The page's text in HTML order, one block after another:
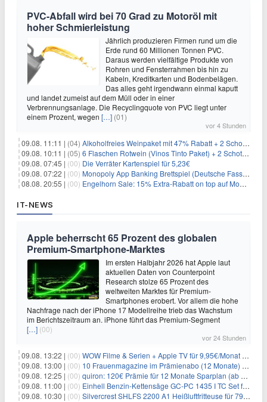
PVC-Abfall wird bei 70 Grad zu Motoröl mit
hoher Schmierleistung
Jährlich produzieren Firmen rund um die
Erde rund 60 Millionen Tonnen PVC.
Daraus werden vielfältige Produkte von
Rohren und Fensterrahmen bis hin zu
Kabeln, Kreditkarten und Bodenbelägen.
Das alles geht irgendwann einmal kaputt
und landet zumeist auf dem Müll oder in einer
Verbrennungsanlage. Die Recyclingquote von PVC liegt unter
einem Prozent, wegen […] (01)
vor 4 Stunden
09.08. 11:11 | (04) Alkoholfreies Weinpaket mit 47% Rabatt + 2 Schott Zwiesel Gläser GRATIS für 29,99€
09.08. 10:11 | (05) 6 Flaschen Rotwein (Vinos Tinto Paket) + 2 Schott Zwiesel Gläser für 25,99€ inkl. Versand
09.08. 07:45 | (00) Die Verräter Kartenspiel für 5,23€
09.08. 07:22 | (00) Monopoly App Banking Brettspiel (Deutsche Fassung) für 9,84€
08.08. 20:55 | (00) Engelhorn Sale: 15% Extra-Rabatt on top auf Mode- und Sport-Artikel
IT-NEWS
Apple beherrscht 65 Prozent des globalen
Premium-Smartphone-Marktes
Im ersten Halbjahr 2026 hat Apple laut
aktuellen Daten von Counterpoint
Research stolze 65 Prozent des
weltweiten Marktes für Premium-
Smartphones erobert. Vor allem die hohe
Nachfrage nach der iPhone 17 Modellreihe trieb das Wachstum
im Berichtszeitraum an. iPhone führt das Premium-Segment
[…] (00)
vor 24 Stunden
09.08. 13:22 | (00) WOW Filme & Serien + Apple TV für 9,95€/Monat // Alles von WOW (Filme, Serien, Live-Sport) für 34,97€/Monat
09.08. 13:00 | (00) 10 Frauenmagazine im Prämienabo (12 Monate) mit Prämien bis zu 225€
09.08. 12:25 | (00) quiron: 120€ Prämie für 12 Monate Sparplan (ab 100€/Monat)
09.08. 11:00 | (00) Einhell Benzin-Kettensäge GC-PC 1435 I TC Set für 99,99€
09.08. 10:30 | (00) Silvercrest SHLFS 2200 A1 Heißluftfritteuse für 79,99€ – Grill & Räucherfunktion